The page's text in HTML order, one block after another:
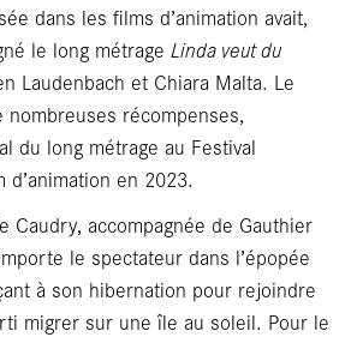
dans les films d’animation avait,
le long métrage Linda veut du
Laudenbach et Chiara Malta. Le
récompenses,
du long métrage au Festival
en 2023.
Caudry, accompagnée de Gauthier
le spectateur dans l’épopée
à son hibernation pour rejoindre
migrer sur une île au soleil. Pour le